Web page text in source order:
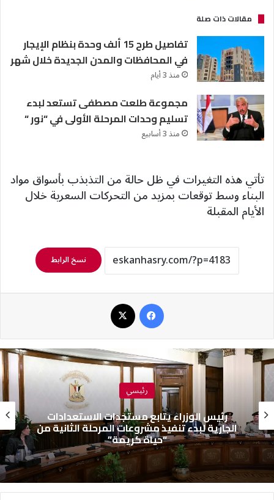
مقالات ذات صلة
تفاصيل طرح 15 ألف وحدة بنظام الإيجار
في المحافظات والمدن الجديدة خلال شهر
منذ 3 أيام
مجموعة طلعت مصطفى تستعد لبدء
تسليم وحدات المرحلة الأولى في “نور “
منذ 3 أسابيع
تأتي هذه التغيرات في ظل حالة من التذبذب بأسواق مواد
البناء وسط توقعات بمزيد من التحركات السعرية خلال
الأيام المقبلة
نسخ الرابط
رئيسي
رئيس الوزراء يتابع مستجدات الاستعدادات
الجارية لبدء تنفيذ مشروعات المرحلة الثانية من
“حياة كريمة”